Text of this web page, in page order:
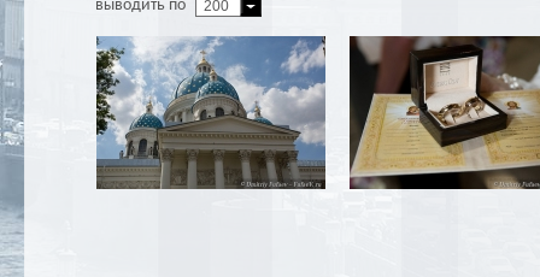
выводить по
200